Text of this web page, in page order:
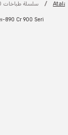
900 سلسلة طباخات